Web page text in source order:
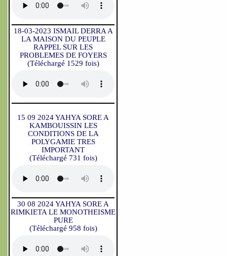
18-03-2023 ISMAIL DERRA A
LA MAISON DU PEUPLE
RAPPEL SUR LES
PROBLEMES DE FOYERS
(Téléchargé 1529 fois)
15 09 2024 YAHYA SORE A
KAMBOUISSIN LES
CONDITIONS DE LA
POLYGAMIE TRES
IMPORTANT
(Téléchargé 731 fois)
30 08 2024 YAHYA SORE A
RIMKIETA LE MONOTHEISME
PURE
(Téléchargé 958 fois)